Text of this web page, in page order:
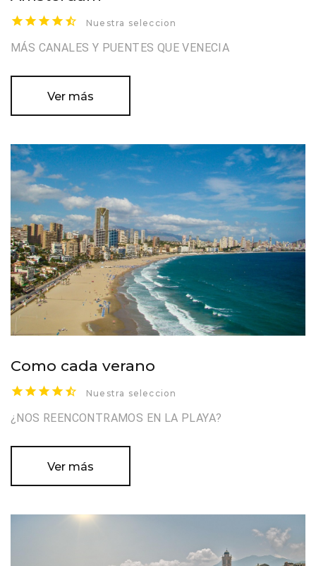
Nuestra seleccion
MÁS CANALES Y PUENTES QUE VENECIA
Ver más
Como cada verano
Nuestra seleccion
¿NOS REENCONTRAMOS EN LA PLAYA?
Ver más